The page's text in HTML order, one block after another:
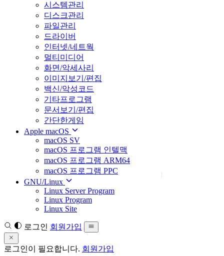
시스템관리
디스크관리
파일관리
드라이버
인터넷/네트웍
멀티미디어
화면/악세사리
이미지보기/편집
백신/악성코드
기타프로그램
문서보기/편집
간단한게임
Apple macOS
macOS SV
macOS 프로그램 인텔맥
macOS 프로그램 ARM64
macOS 프로그램 PPC
GNU/Linux
Linux Server Program
Linux Program
Linux Site
로그인 회원가입
로그인이 필요합니다. 회원가입